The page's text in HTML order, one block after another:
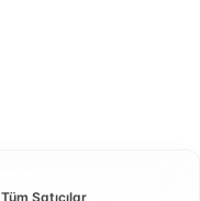
Tüm Satıcılar